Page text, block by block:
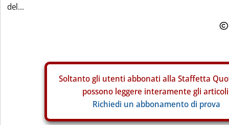
del...
Soltanto gli utenti abbonati alla Staffetta
possono leggere interamente gli
Richiedi un abbonamento di prova